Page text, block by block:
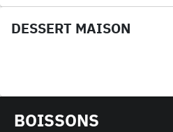
DESSERT MAISON
BOISSONS